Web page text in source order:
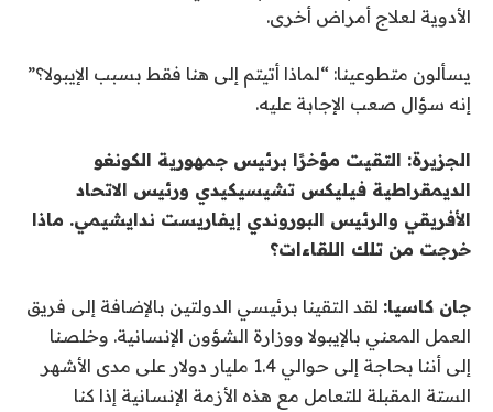
الأدوية لعلاج أمراض أخرى.
يسألون متطوعينا: “لماذا أتيتم إلى هنا فقط بسبب الإيبولا؟”
إنه سؤال صعب الإجابة عليه.
الجزيرة: التقيت مؤخرًا برئيس جمهورية الكونغو
الديمقراطية فيليكس تشيسيكيدي ورئيس الاتحاد
الأفريقي والرئيس البوروندي إيفاريست ندايشيمي. ماذا
خرجت من تلك اللقاءات؟
جان كاسيا: لقد التقينا برئيسي الدولتين بالإضافة إلى فريق
العمل المعني بالإيبولا ووزارة الشؤون الإنسانية. وخلصنا
إلى أننا بحاجة إلى حوالي 1.4 مليار دولار على مدى الأشهر
الستة المقبلة للتعامل مع هذه الأزمة الإنسانية إذا كنا